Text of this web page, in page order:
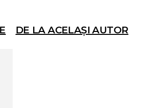
DE LA ACELAȘI AUTOR